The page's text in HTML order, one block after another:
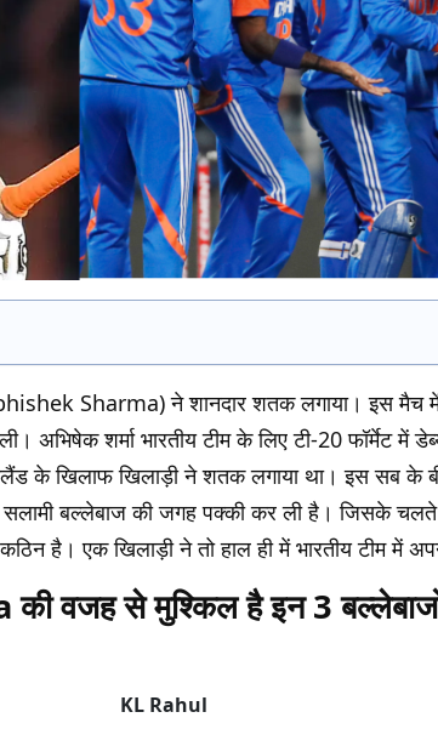
Sharma) ने शानदार शतक लगाया। इस मैच में
अभिषेक शर्मा भारतीय टीम के लिए टी-20 फॉर्मेट में
के खिलाफ खिलाड़ी ने शतक लगाया था। इस सब के
सलामी बल्लेबाज की जगह पक्की कर ली है। जिसके
है। एक खिलाड़ी ने तो हाल ही में भारतीय टीम में
वजह से मुश्किल है इन 3 बल्लेबाजों